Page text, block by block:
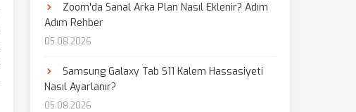
Zoom'da Sanal Arka Plan Nasıl Eklenir? Adım
Adım Rehber
05.08.2026
Samsung Galaxy Tab S11 Kalem Hassasiyeti
Nasıl Ayarlanır?
05.08.2026